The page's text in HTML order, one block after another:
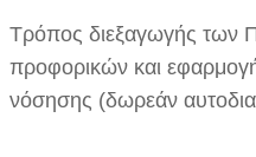
Τρόπος διεξαγωγής των
προφορικών και
νόσησης (δωρεάν